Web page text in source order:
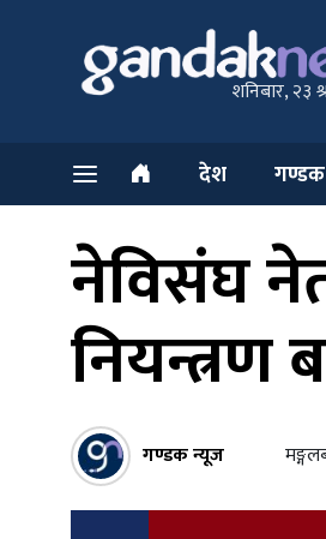
शनिबार, २३
देश गण्डक
नेविसंघ
नियन्त्रण
गण्डक न्यूज